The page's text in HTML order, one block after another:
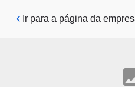
Pular para o conteúdo
Ir para a página da